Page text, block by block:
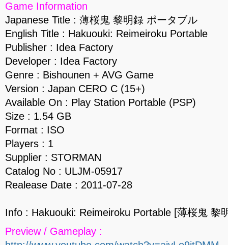
Game Information
Japanese Title : 薄桜鬼 黎明録 ポータブル
English Title : Hakuouki: Reimeiroku Portable
Publisher : Idea Factory
Developer : Idea Factory
Genre : Bishounen + AVG Game
Version : Japan CERO C (15+)
Available On : Play Station Portable (PSP)
Size : 1.54 GB
Format : ISO
Players : 1
Supplier : STORMAN
Catalog No : ULJM-05917
Realease Date : 2011-07-28
Info : Hakuouki: Reimeiroku Portable [薄桜鬼 黎
Preview / Gameplay :